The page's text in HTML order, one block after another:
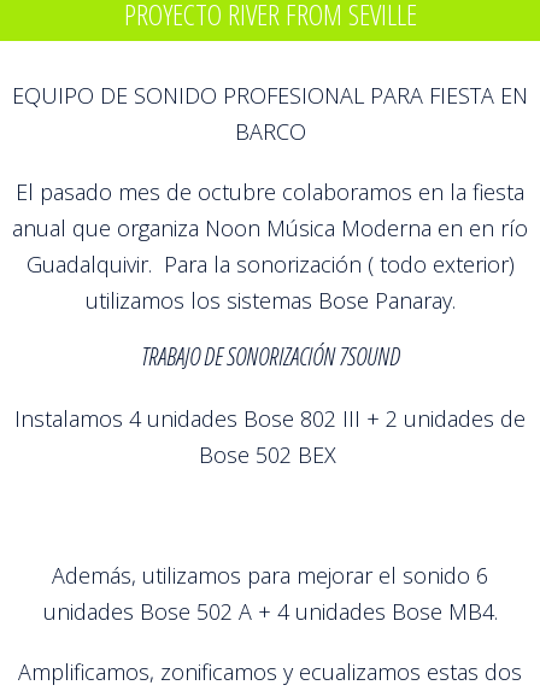
PROYECTO RIVER FROM SEVILLE
EQUIPO DE SONIDO PROFESIONAL PARA FIESTA EN
BARCO
El pasado mes de octubre colaboramos en la fiesta
anual que organiza Noon Música Moderna en en río
Guadalquivir. Para la sonorización ( todo exterior)
utilizamos los sistemas Bose Panaray.
TRABAJO DE SONORIZACIÓN 7SOUND
Instalamos 4 unidades Bose 802 III + 2 unidades de
Bose 502 BEX
Además, utilizamos para mejorar el sonido 6
unidades Bose 502 A + 4 unidades Bose MB4.
Amplificamos, zonificamos y ecualizamos estas dos